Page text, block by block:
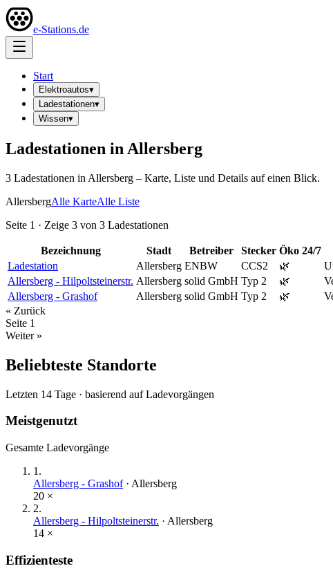
e-Stations.de
Start
Elektroautos▾
Ladestationen▾
Wissen▾
Ladestationen in Allersberg
3 Ladestationen in Allersberg – Karte, Liste und Details auf einen Blick.
AllersbergAlle KarteAlle Liste
Seite 1 · Zeige 3 von 3 Ladestationen
Bezeichnung Stadt Betreiber Stecker Öko 24/7
Ladestation
Allersberg ENBW CCS2 🌿
Allersberg - Hilpoltsteinerstr. Allersberg solid GmbH Typ 2 🌿
Allersberg - Grashof
Allersberg solid GmbH Typ 2 🌿
« Zurück
Seite 1
Weiter »
Beliebteste Standorte
Letzten 14 Tage · basierend auf Ladevorgängen
Meistgenutzt
Gesamte Ladevorgänge
1 .
Allersberg - Grashof· Allersberg
20 ×
2.
Allersberg - Hilpoltsteinerstr. · Allersberg
14 ×
Effizienteste